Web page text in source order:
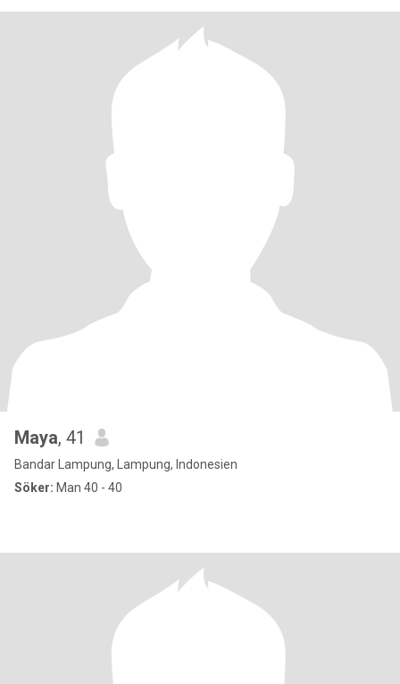
Maya, 41
Bandar Lampung, Lampung, Indonesien
Söker: Man 40 - 40